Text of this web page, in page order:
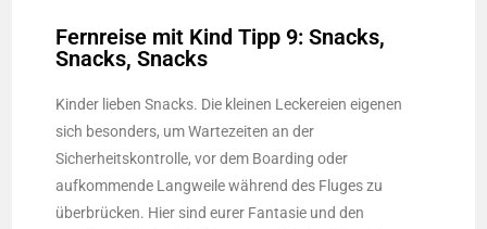
Fernreise mit Kind Tipp 9: Snacks,
Snacks, Snacks
Kinder lieben Snacks. Die kleinen Leckereien eigenen
sich besonders, um Wartezeiten an der
Sicherheitskontrolle, vor dem Boarding oder
aufkommende Langweile während des Fluges zu
überbrücken. Hier sind eurer Fantasie und den